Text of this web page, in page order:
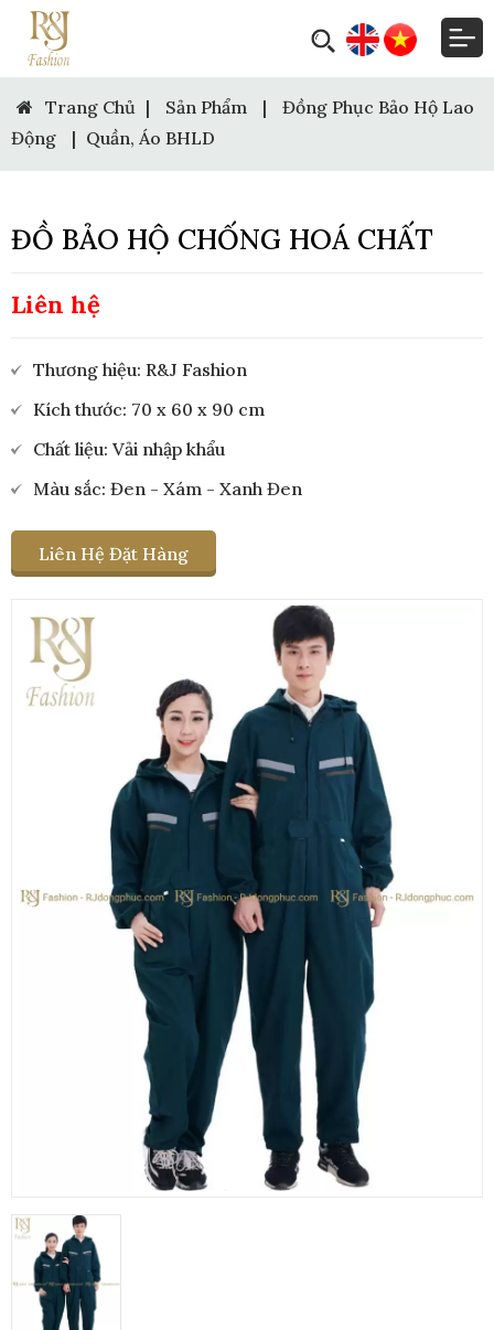
Trang Chủ | Sản Phẩm |
Đồng Phục Bảo Hộ Lao
Động
| Quần, Áo BHLD
ĐỒ BẢO HỘ CHỐNG HOÁ CHẤT
Liên hệ
Thương hiệu: R&J Fashion
Kích thước: 70 x 60 x 90 cm
Chất liệu: Vải nhập khẩu
Màu sắc: Đen - Xám - Xanh Đen
Liên Hệ Đặt Hàng